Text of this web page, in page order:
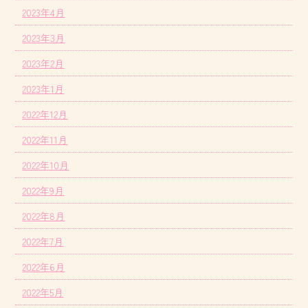
2023年4月
2023年3月
2023年2月
2023年1月
2022年12月
2022年11月
2022年10月
2022年9月
2022年8月
2022年7月
2022年6月
2022年5月